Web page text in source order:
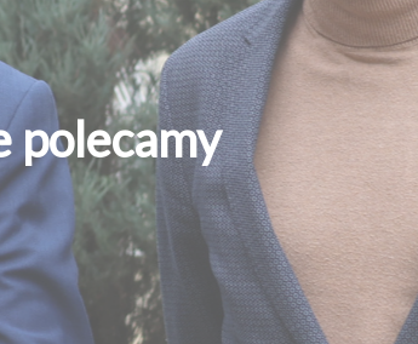
polecamy